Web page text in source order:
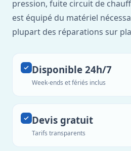
pression, fuite circuit de
est équipé du matériel
plupart des réparations sur
Disponible 24h/7
Week-ends et fériés inclus
Devis gratuit
Tarifs transparents